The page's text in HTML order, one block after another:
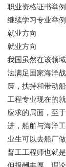
职业资格证书举例
继续学习专业举例
就业方向
就业方向
我国虽然在该领
法满足国家海洋
策，扶持和带动
工程专业现在的
应求的局面，至
进，船舶与海洋
业生可以去船厂
督工工程师也就
但报酬丰厚。理